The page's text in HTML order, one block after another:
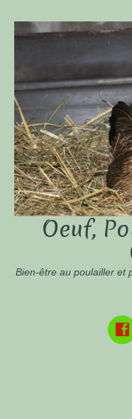
Oeuf,
Bien-être au poulailler et